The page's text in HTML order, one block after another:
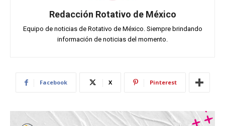
Redacción Rotativo de México
Equipo de noticias de Rotativo de México. Siempre brindando
información de noticias del momento.
Facebook X Pinterest